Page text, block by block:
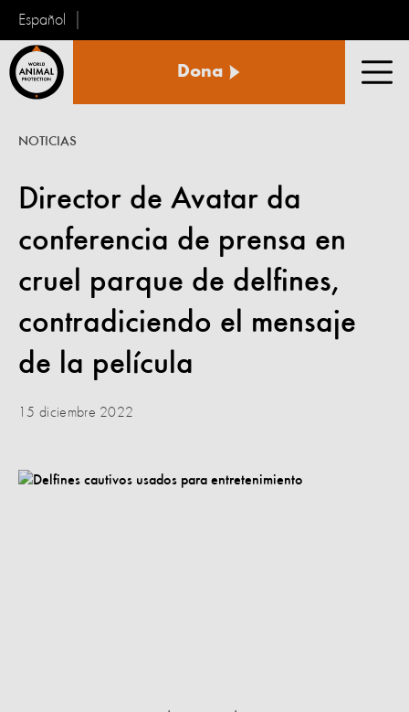
Español
Animal
Dona
Director de Avatar da
conferencia de prensa en
cruel parque de delfines,
contradiciendo el mensaje
de la película
NOTICIAS
15 diciembre 2022